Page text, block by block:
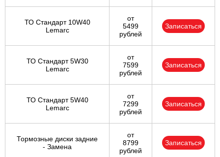
ТО Стандарт 10W40
Lemarc
от
5499
рублей
Записаться
ТО Стандарт 5W30
Lemarc
от
7599
рублей
Записаться
ТО Стандарт 5W40
Lemarc
от
7299
рублей
Записаться
Тормозные диски задние
- Замена
от
8799
рублей
Записаться